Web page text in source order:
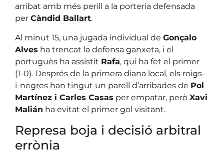
arribat amb més perill a la porteria defensada
per Càndid Ballart.
Al minut 15, una jugada individual de Gonçalo
Alves ha trencat la defensa ganxeta, i el
portuguès ha assistit Rafa, qui ha fet el primer
(1-0). Després de la primera diana local, els roigs-
i-negres han tingut un parell d’arribades de Pol
Martínez i Carles Casas per empatar, però Xavi
Malián ha evitat el primer gol visitant.
Represa boja i decisió arbitral
errònia